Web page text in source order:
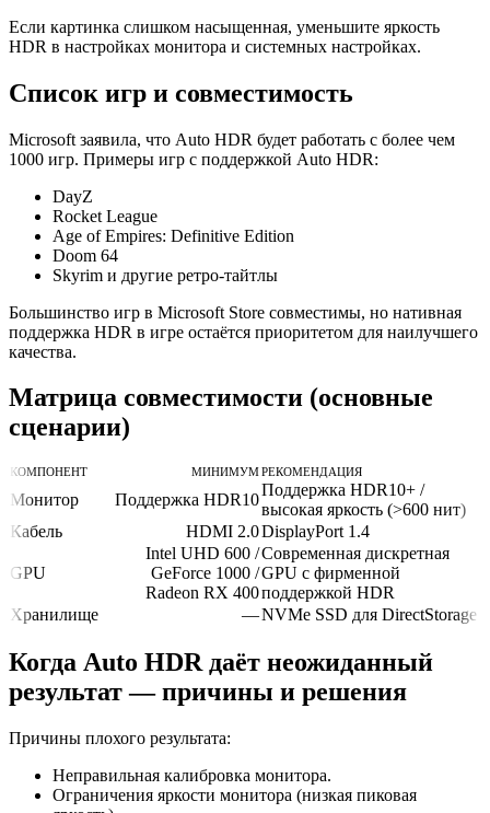
Если картинка слишком насыщенная, уменьшите яркость
HDR в настройках монитора и системных настройках.
Список игр и совместимость
Microsoft заявила, что Auto HDR будет работать с более чем
1000 игр. Примеры игр с поддержкой Auto HDR:
DayZ
Rocket League
Age of Empires: Definitive Edition
Doom 64
Skyrim и другие ретро‑тайтлы
Большинство игр в Microsoft Store совместимы, но нативная
поддержка HDR в игре остаётся приоритетом для наилучшего
качества.
Матрица совместимости (основные
сценарии)
КОМПОНЕНТ МИНИМУМРЕКОМЕНДАЦИЯ
Монитор Поддержка HDR10
Поддержка HDR10+ /
высокая яркость (>600 нит)
Кабель
HDMI 2.0DisplayPort 1.4
GPU
Intel UHD 600 /
GeForce 1000 /
Radeon RX 400
Современная дискретная
GPU с фирменной
поддержкой HDR
Хранилище
—NVMe SSD для DirectStorage
Когда Auto HDR даёт неожиданный
результат — причины и решения
Причины плохого результата:
Неправильная калибровка монитора.
Ограничения яркости монитора (низкая пиковая